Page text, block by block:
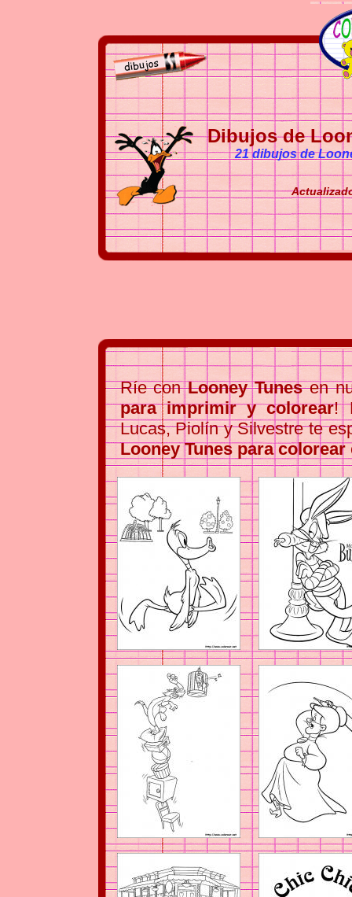
Dibujos de
21 dibujos de
Ríe conLooney Tunesen
para imprimir y colorear!
Lucas, Piolín y Silvestre te
Looney Tunes para colorear